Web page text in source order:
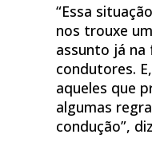
“Essa
nos trouxe
assunto já na
condutores.
aqueles que
algumas
condução”,